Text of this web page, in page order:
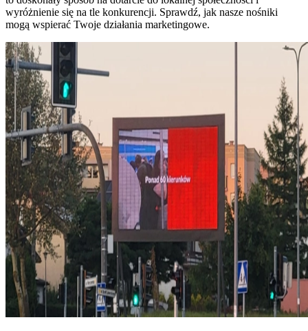
wyróżnienie się na tle konkurencji. Sprawdź, jak nasze nośniki
mogą wspierać Twoje działania marketingowe.